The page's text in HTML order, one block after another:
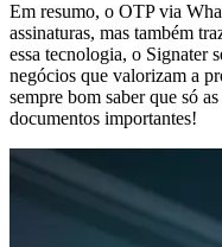
Em resumo, o OTP via
assinaturas, mas também
essa tecnologia, o Signater
negócios que valorizam a
sempre bom saber que só
documentos importantes!